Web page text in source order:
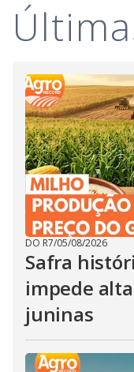
DO R7/05/08/2026
Safra
impede
juninas